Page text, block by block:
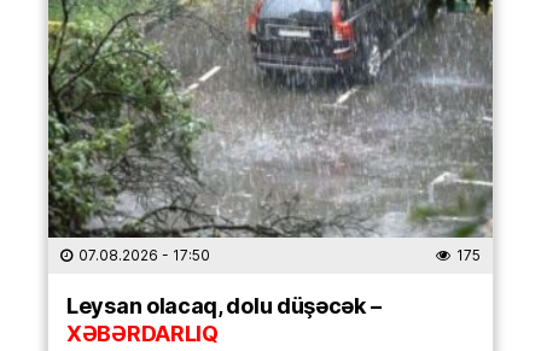
07.08.2026 - 17:50 175
Leysan olacaq, dolu düşəcək –
XƏBƏRDARLIQ